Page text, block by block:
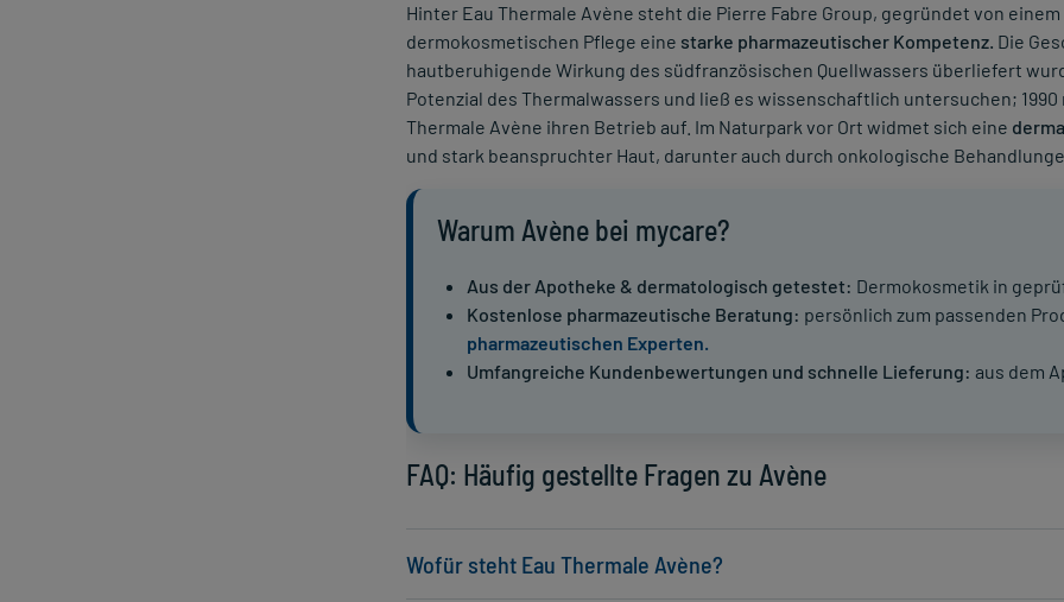
Hinter Eau Thermale Avène steht die Pierre Fabre Group, gegründet von einem
dermokosmetischen Pflege eine starke pharmazeutischer Kompetenz. Die
hautberuhigende Wirkung des südfranzösischen Quellwassers überliefert
Potenzial des Thermalwassers und ließ es wissenschaftlich untersuchen;
Thermale Avène ihren Betrieb auf. Im Naturpark vor Ort widmet sich eine
und stark beanspruchter Haut, darunter auch durch onkologische
Warum Avène bei mycare?
Aus der Apotheke & dermatologisch getestet: Dermokosmetik in
Kostenlose pharmazeutische Beratung: persönlich zum passenden
pharmazeutischen Experten.
Umfangreiche Kundenbewertungen und schnelle Lieferung: aus dem
FAQ: Häufig gestellte Fragen zu Avène
Wofür steht Eau Thermale Avène?